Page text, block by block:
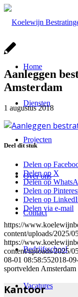
Home
Diensten
Projecten
Over ons
Contact
Bedrijfsschool
Vacatures
Aanleggen
Amsterdam
1 augustus 2018
Deel dit stuk
Delen op
Delen op X
Delen op
Delen op
Delen op
Delen via e-mail
https://
content/uploads/2025/
https://
content/uploads/2025/
08-01 08:58:552018-
sportvelden Amsterdam
Kantoor